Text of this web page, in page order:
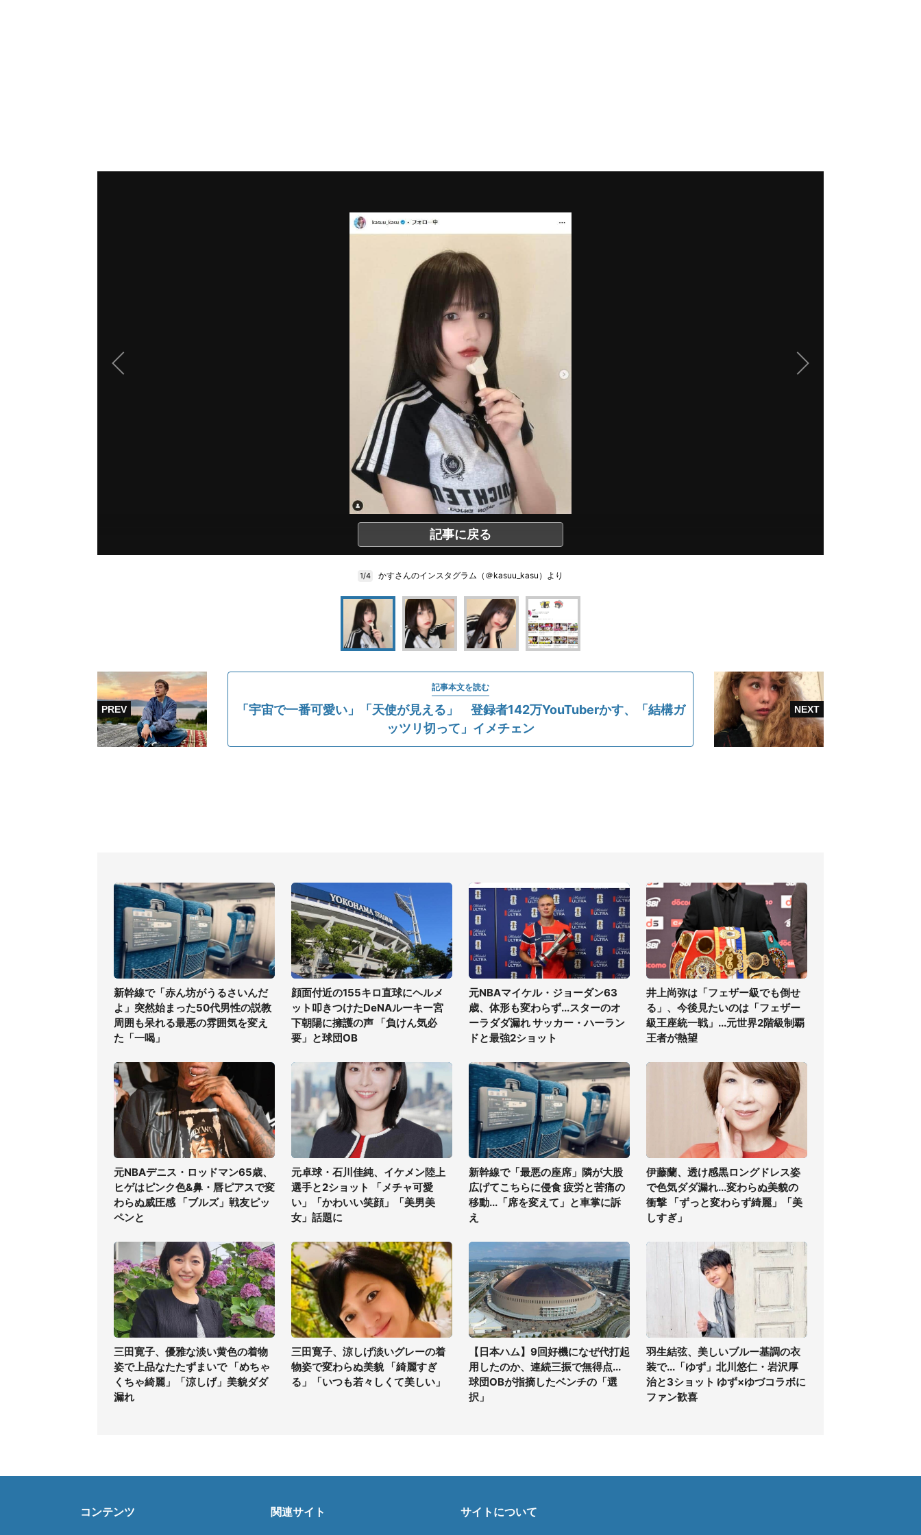
記事に戻る
1/4 かすさんのインスタグラム（＠kasuu_kasu）より
記事本文を読む
「宇宙で一番可愛い」「天使が見える」 登録者142万YouTuberかす、「結構ガ
ッツリ切って」イメチェン
新幹線で「赤ん坊がうるさいんだ
よ」突然始まった50代男性の説教
周囲も呆れる最悪の雰囲気を変え
た「一喝」
顔面付近の155キロ直球にヘルメ
ット叩きつけたDeNAルーキー宮
下朝陽に擁護の声 「負けん気必
要」と球団OB
元NBAマイケル・ジョーダン63
歳、体形も変わらず...スターのオ
ーラダダ漏れ サッカー・ハーラン
ドと最強2ショット
井上尚弥は「フェザー級でも倒せ
る」、今後見たいのは「フェザー
級王座統一戦」...元世界2階級制覇
王者が熱望
元NBAデニス・ロッドマン65歳、
ヒゲはピンク色&鼻・唇ピアスで変
わらぬ威圧感 「ブルズ」戦友ピッ
ペンと
元卓球・石川佳純、イケメン陸上
選手と2ショット 「メチャ可愛
い」「かわいい笑顔」「美男美
女」話題に
新幹線で「最悪の座席」隣が大股
広げてこちらに侵食 疲労と苦痛の
移動...「席を変えて」と車掌に訴
え
伊藤蘭、透け感黒ロングドレス姿
で色気ダダ漏れ...変わらぬ美貌の
衝撃 「ずっと変わらず綺麗」「美
しすぎ」
三田寛子、優雅な淡い黄色の着物
姿で上品なたたずまいで 「めちゃ
くちゃ綺麗」「涼しげ」美貌ダダ
漏れ
三田寛子、涼しげ淡いグレーの着
物姿で変わらぬ美貌 「綺麗すぎ
る」「いつも若々しくて美しい」
【日本ハム】9回好機になぜ代打起
用したのか、連続三振で無得点...
球団OBが指摘したベンチの「選
択」
羽生結弦、美しいブルー基調の衣
装で...「ゆず」北川悠仁・岩沢厚
治と3ショット ゆず×ゆづコラボに
ファン歓喜
コンテンツ 関連サイト サイトについて